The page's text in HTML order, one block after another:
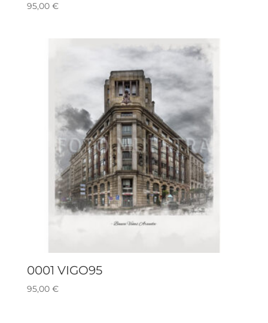
95,00 €
0001 VIGO95
95,00 €